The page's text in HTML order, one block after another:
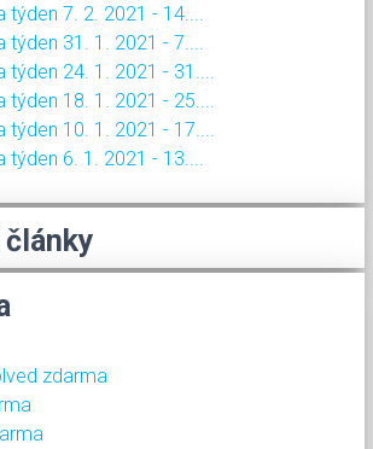
7. 2. 2021 - 14....
31. 1. 2021 - 7....
týden 24. 1. 2021 - 31....
týden 18. 1. 2021 - 25....
týden 10. 1. 2021 - 17....
6. 1. 2021 - 13....
zdarma